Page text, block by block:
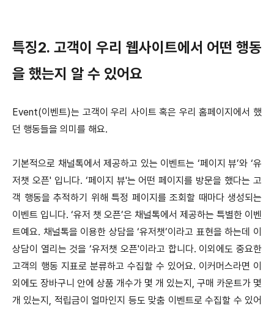
특징2. 고객이 우리 웹사이트에서 어떤 행동
을 했는지 알 수 있어요
Event(이벤트)는 고객이 우리 사이트 혹은 우리 홈페이지에서 했
던 행동들을 의미를 해요.
기본적으로 채널톡에서 제공하고 있는 이벤트는 ‘페이지 뷰’와 ‘유
저챗 오픈' 입니다. ‘페이지 뷰'는 어떤 페이지를 방문을 했다는 고
객 행동을 추적하기 위해 특정 페이지를 조회할 때마다 생성되는
이벤트 입니다. ‘유저 챗 오픈’은 채널톡에서 제공하는 특별한 이벤
트예요. 채널톡을 이용한 상담을 ‘유저챗’이라고 표현을 하는데 이
상담이 열리는 것을 ‘유저챗 오픈'이라고 합니다. 이외에도 중요한
고객의 행동 지표로 분류하고 수집할 수 있어요. 이커머스라면 이
외에도 장바구니 안에 상품 개수가 몇 개 있는지, 구매 카운트가 몇
개 있는지, 적립금이 얼마인지 등도 맞춤 이벤트로 수집할 수 있어